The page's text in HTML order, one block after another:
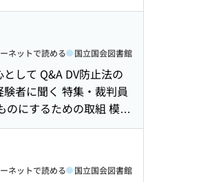
ネットで読める 国立国会図書館
して Q&A DV防止法の
者に聞く 特集・裁判員
にするための取組 模擬
，人間として 15のいす
ネットで読める 国立国会図書館